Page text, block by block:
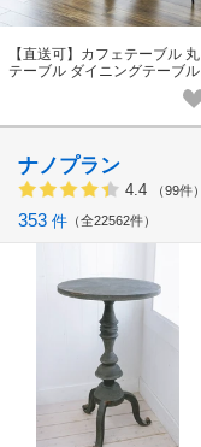
【直送可】カフェテーブル 丸
テーブル ダイニングテーブル
ナノプラン
4.4 （99件）
353 件 全22562件